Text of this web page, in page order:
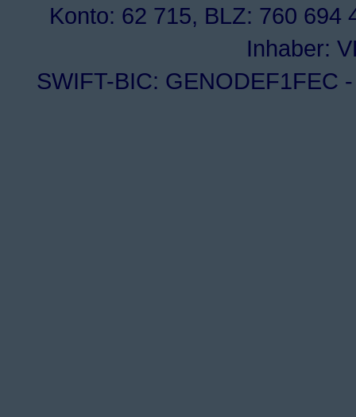
Konto: 62 715, BLZ: 760 694
Inhaber:
SWIFT-BIC: GENODEF1FEC